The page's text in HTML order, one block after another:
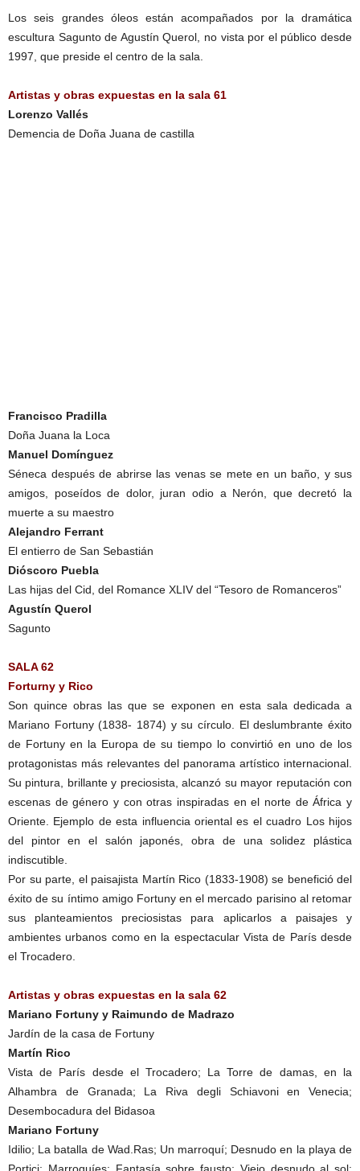
Los seis grandes óleos están acompañados por la dramática
escultura Sagunto de Agustín Querol, no vista por el público desde
1997, que preside el centro de la sala.
Artistas y obras expuestas en la sala 61
Lorenzo Vallés
Demencia de Doña Juana de castilla
Francisco Pradilla
Doña Juana la Loca
Manuel Domínguez
Séneca después de abrirse las venas se mete en un baño, y sus
amigos, poseídos de dolor, juran odio a Nerón, que decretó la
muerte a su maestro
Alejandro Ferrant
El entierro de San Sebastián
Dióscoro Puebla
Las hijas del Cid, del Romance XLIV del “Tesoro de Romanceros”
Agustín Querol
Sagunto
SALA 62
Forturny y Rico
Son quince obras las que se exponen en esta sala dedicada a
Mariano Fortuny (1838- 1874) y su círculo. El deslumbrante éxito
de Fortuny en la Europa de su tiempo lo convirtió en uno de los
protagonistas más relevantes del panorama artístico internacional.
Su pintura, brillante y preciosista, alcanzó su mayor reputación con
escenas de género y con otras inspiradas en el norte de África y
Oriente. Ejemplo de esta influencia oriental es el cuadro Los hijos
del pintor en el salón japonés, obra de una solidez plástica
indiscutible.
Por su parte, el paisajista Martín Rico (1833-1908) se benefició del
éxito de su íntimo amigo Fortuny en el mercado parisino al retomar
sus planteamientos preciosistas para aplicarlos a paisajes y
ambientes urbanos como en la espectacular Vista de París desde
el Trocadero.
Artistas y obras expuestas en la sala 62
Mariano Fortuny y Raimundo de Madrazo
Jardín de la casa de Fortuny
Martín Rico
Vista de París desde el Trocadero; La Torre de damas, en la
Alhambra de Granada; La Riva degli Schiavoni en Venecia;
Desembocadura del Bidasoa
Mariano Fortuny
Idilio; La batalla de Wad.Ras; Un marroquí; Desnudo en la playa de